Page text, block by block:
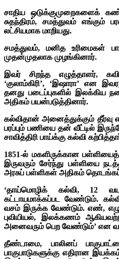
சாதிய ஒடுக்குமுறைகளைக்
சுதந்திரம், சமத்துவம் எங்கும்
லட்சியமாக மாறியது.
சமத்துவம், மனித உரிமைகள்
முதன்முதலாக முழங்கினார்.
இவர் சிறந்த எழுத்தாளர்,
‘குலாம்கிரி’, ‘இஷாரா’ என
தனது படைப்புகளில் இலக்கிய
அதிகம் பயன்படுத்தினார்.
கல்விதான் அனைத்துக்கும்
பரப்பும் பணியை தன் வீட்டில்
சாவித்திரி பாய்க்கு கல்வி
1851-ல் மகளிருக்கான
இருவரும் சேர்ந்து பள்ளியை
அரசுப் பள்ளிகள் அதிகம்
‘தாய்மொழிக் கல்வி, 12
கட்டாயமாக்கப்பட வேண்டும்.
வசம் இருக்க வேண்டும்.எண்,
புவியியல், இலக்கணம்
அனைவரும் பெற வேண்டும்’ என
தீண்டாமை, பாலினப்
பாகுபாடுகளுக்கு எதிரான